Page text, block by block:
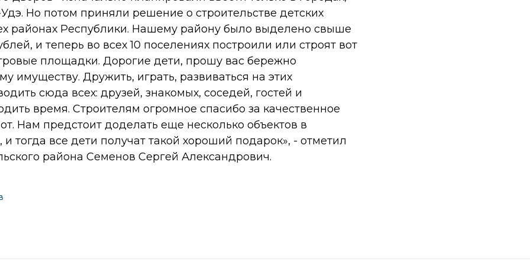
Но потом приняли решение о строительстве детских
районах Республики. Нашему району было выделено свыше
и теперь во всех 10 поселениях построили или строят вот
площадки. Дорогие дети, прошу вас бережно
имуществу. Дружить, играть, развиваться на этих
сюда всех: друзей, знакомых, соседей, гостей и
время. Строителям огромное спасибо за качественное
Нам предстоит доделать еще несколько объектов в
и тогда все дети получат такой хороший подарок», - отметил
района Семенов Сергей Александрович.